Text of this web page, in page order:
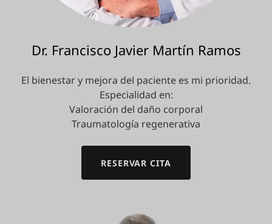
Dr. Francisco Javier Martín Ramos
El bienestar y mejora del paciente es mi prioridad.
Especialidad en:
Valoración del daño corporal
Traumatología regenerativa
RESERVAR CITA